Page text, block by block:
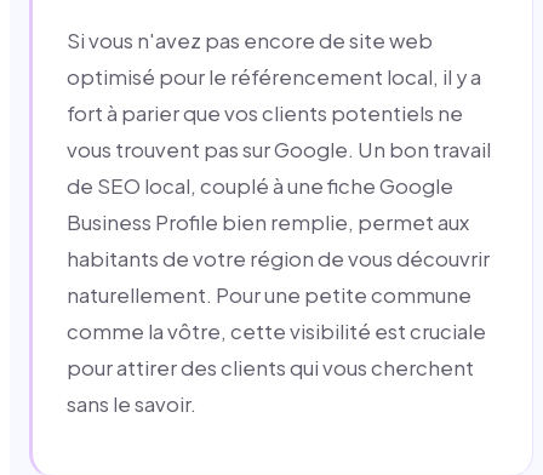
Si vous n'avez pas encore de site web
optimisé pour le référencement local, il y a
fort à parier que vos clients potentiels ne
vous trouvent pas sur Google. Un bon travail
de SEO local, couplé à une fiche Google
Business Profile bien remplie, permet aux
habitants de votre région de vous découvrir
naturellement. Pour une petite commune
comme la vôtre, cette visibilité est cruciale
pour attirer des clients qui vous cherchent
sans le savoir.